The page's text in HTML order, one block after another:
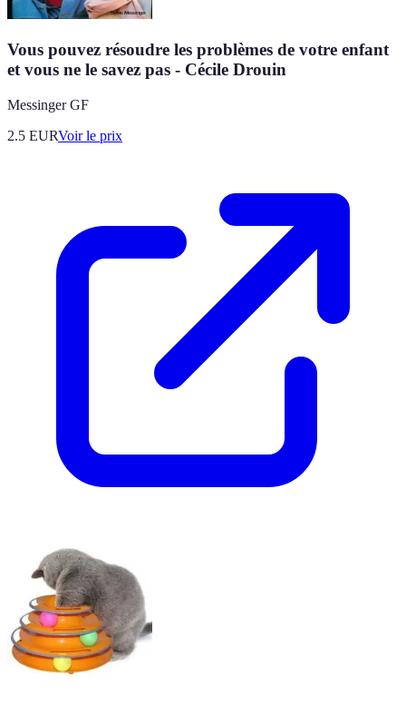
Vous pouvez résoudre les problèmes de votre enfant
et vous ne le savez pas - Cécile Drouin
Messinger GF
2.5 EURVoir le prix